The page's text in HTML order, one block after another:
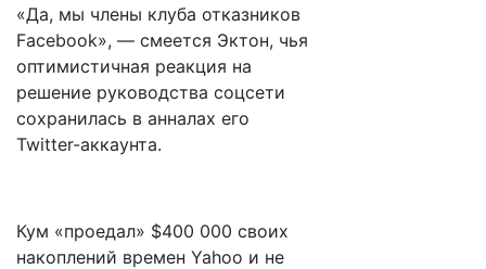
«Да, мы члены клуба отказников
Facebook», — смеется Эктон, чья
оптимистичная реакция на
решение руководства соцсети
сохранилась в анналах его
Twitter-аккаунта.
Кум «проедал» $400 000 своих
накоплений времен Yahoo и не